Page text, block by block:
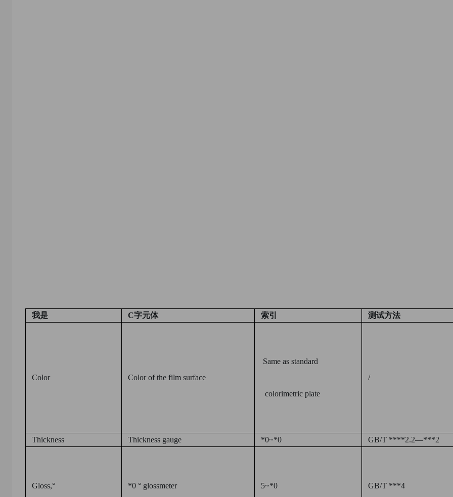
我是 C字元体 索引 测试方法
Color Color of the film surface
Same as standard
colorimetric plate
/
Thickness Thickness gauge *0~*0 GB/T ****2.2—***2
Gloss,° *0 ° glossmeter 5~*0 GB/T ***4